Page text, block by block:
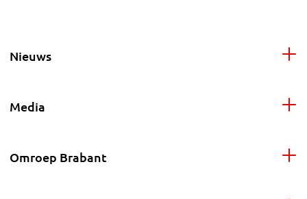
Nieuws
Media
Omroep Brabant